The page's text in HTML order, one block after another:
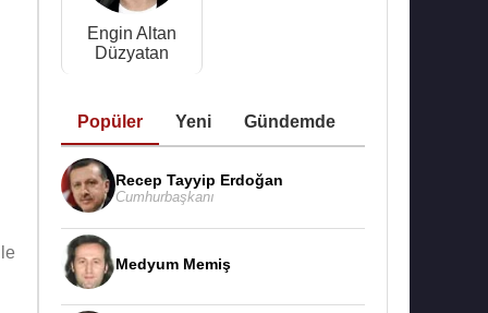
Engin Altan
Düzyatan
Popüler Yeni Gündemde
Recep Tayyip Erdoğan
Cumhurbaşkanı
Medyum Memiş